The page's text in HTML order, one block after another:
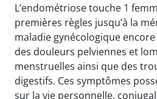
L’endométriose touche 1
premières règles jusqu’à la
maladie gynécologique
des douleurs pelviennes et
menstruelles ainsi que des
digestifs. Ces symptômes
sur la vie personnelle,